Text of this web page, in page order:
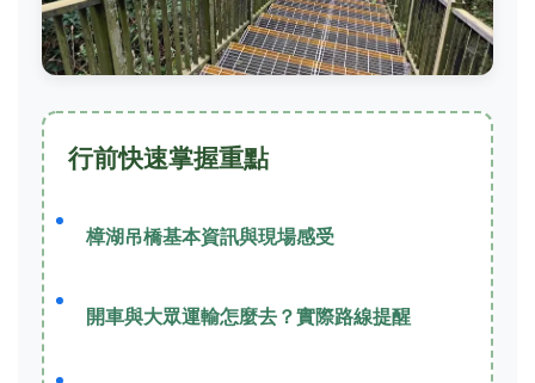
行前快速掌握重點
樟湖吊橋基本資訊與現場感受
開車與大眾運輸怎麼去？實際路線提醒